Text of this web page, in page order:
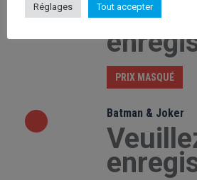
PRIX MASQUÉ
Batman & Joker
Réglages Tout accepter